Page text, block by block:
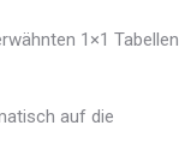
1×1 Tabellen
auf die